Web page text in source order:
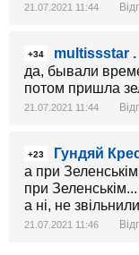
21.07.2021 11:44
+34
multissstar .
да, бывали
потом пришла
21.07.2021 11:44
+23
Гундяй
а при
при
а ні, не
21.07.2021 11:46